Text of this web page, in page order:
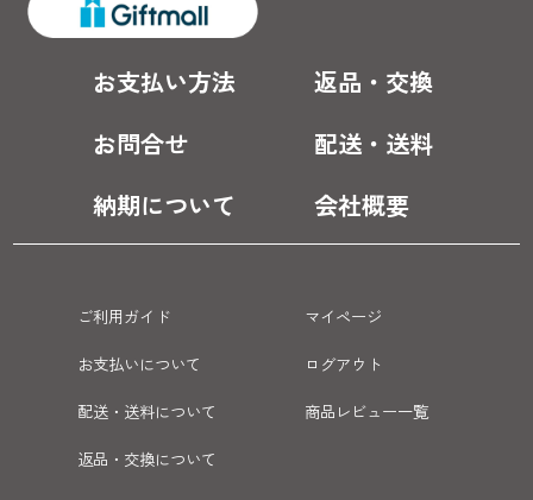
お支払い方法
返品・交換
お問合せ
配送・送料
納期について
会社概要
ご利用ガイド
マイページ
お支払いについて
ログアウト
配送・送料について
商品レビュー一覧
返品・交換について